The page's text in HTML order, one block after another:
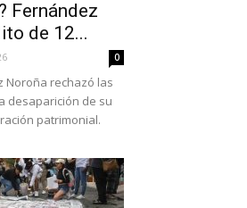
Fernández
de 12...
0
Noroña rechazó las
desaparición de su
patrimonial.